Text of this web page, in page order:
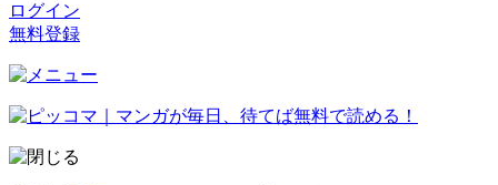
ログイン
無料登録